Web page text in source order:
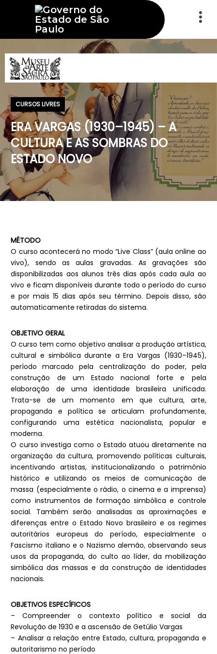
CURSOS LIVRES
ERA VARGAS (1930–1945) – A
CULTURA E AS SOMBRAS DO
ESTADO NOVO
MÉTODO
O curso acontecerá no modo “Live Class” (aula online ao
vivo), sendo as aulas gravadas. As gravações são
disponibilizadas aos alunos três dias após cada aula ao
vivo e ficam disponíveis durante todo o período do curso
e por mais 15 dias após seu término. Depois disso, são
automaticamente retiradas do sistema.
OBJETIVO GERAL
O curso tem como objetivo analisar a produção artística,
cultural e simbólica durante a Era Vargas (1930–1945),
período marcado pela centralização do poder, pela
construção de um Estado nacional forte e pela
elaboração de uma identidade brasileira unificada.
Trata-se de um momento em que cultura, arte,
propaganda e política se articulam profundamente,
configurando uma estética nacionalista, popular e
moderna.
O curso investiga como o Estado atuou diretamente na
organização da cultura, promovendo políticas culturais,
incentivando artistas, institucionalizando o patrimônio
histórico e utilizando os meios de comunicação de
massa (especialmente o rádio, o cinema e a imprensa)
como instrumentos de formação simbólica e controle
social. Também serão analisadas as aproximações e
diferenças entre o Estado Novo brasileiro e os regimes
autoritários europeus do período, especialmente o
Fascismo italiano e o Nazismo alemão, observando seus
usos da propaganda, do culto ao líder, da mobilização
simbólica das massas e da construção de identidades
nacionais.
OBJETIVOS ESPECÍFICOS
– Compreender o contexto político e social da
Revolução de 1930 e a ascensão de Getúlio Vargas
– Analisar a relação entre Estado, cultura, propaganda e
autoritarismo no período